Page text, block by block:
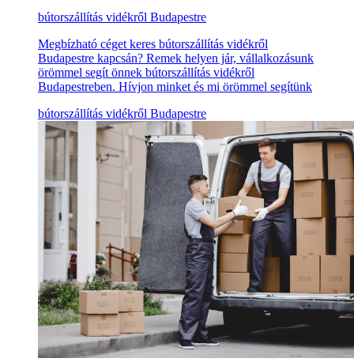
bútorszállítás vidékről Budapestre
Megbízható céget keres bútorszállítás vidékről
Budapestre kapcsán? Remek helyen jár, vállalkozásunk
örömmel segít önnek bútorszállítás vidékről
Budapestreben. Hívjon minket és mi örömmel segítünk
bútorszállítás vidékről Budapestre